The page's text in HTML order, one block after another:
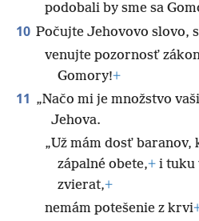
podobali by sme sa
10 Počujte Jehovovo slovo,
venujte pozornosť
Gomory!+
11 „Načo mi je množstvo
Jehova.
„Už mám dosť
zápalné obete,+ i tuku
zvierat,+
nemám potešenie z krvi